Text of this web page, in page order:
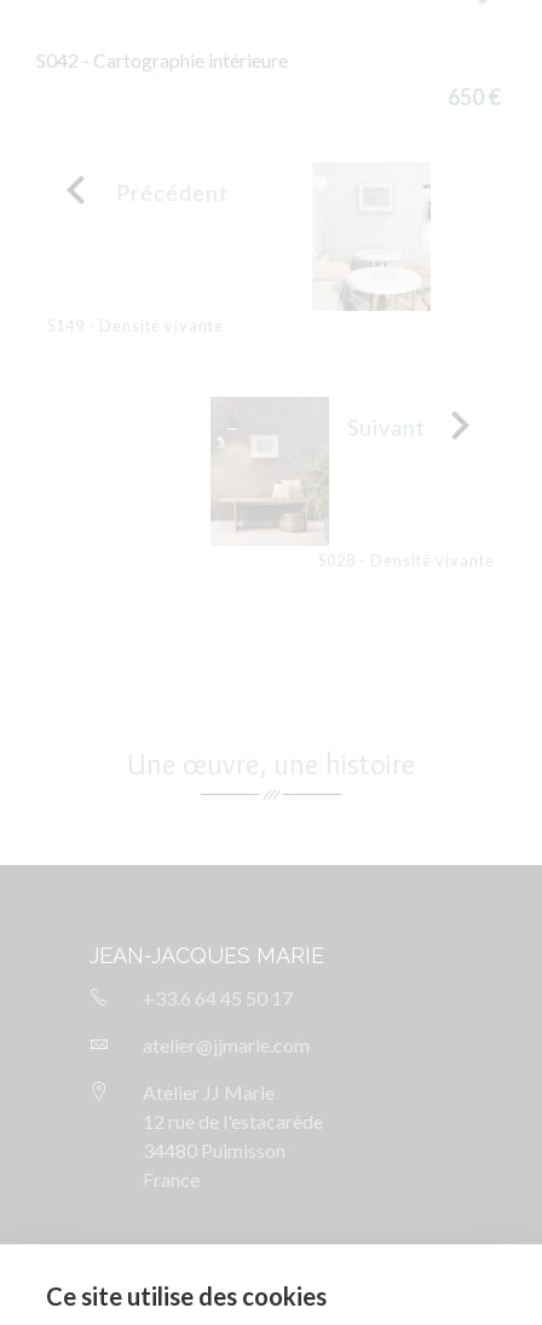
Ce site utilise des cookies
S042 - Cartographie intérieure
650 €
 Précédent
S149 - Densité vivante
Suivant 
S028 - Densité vivante
Une œuvre, une histoire
JEAN-JACQUES MARIE
+33.6 64 45 50 17
atelier@jjmarie.com
Atelier JJ Marie
12 rue de l'estacarède
34480 Puimisson
France